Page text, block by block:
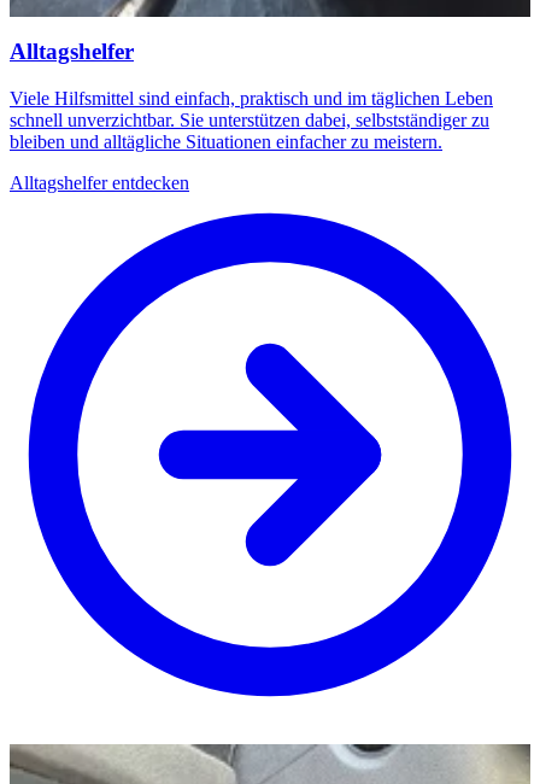
Alltagshelfer
Viele Hilfsmittel sind einfach, praktisch und im täglichen Leben
schnell unverzichtbar. Sie unterstützen dabei, selbstständiger zu
bleiben und alltägliche Situationen einfacher zu meistern.
Alltagshelfer entdecken